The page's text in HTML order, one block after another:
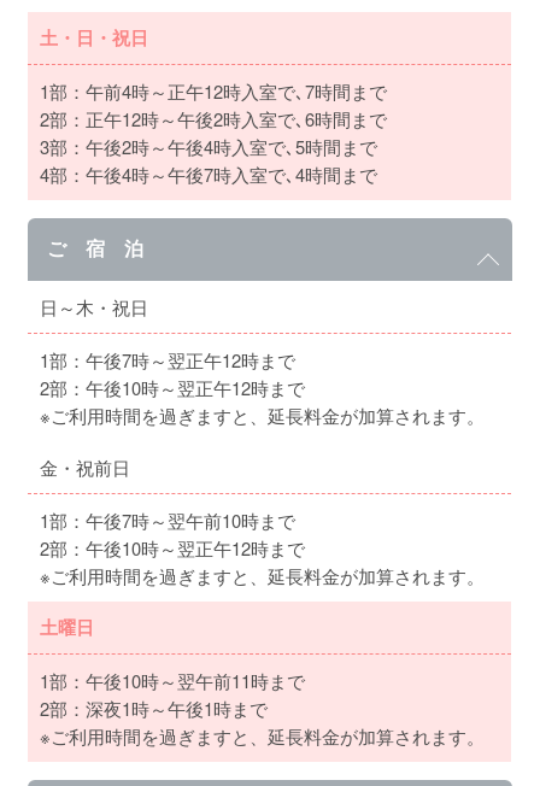
土・日・祝日
1部：午前4時～正午12時入室で､7時間まで
2部：正午12時～午後2時入室で､6時間まで
3部：午後2時～午後4時入室で､5時間まで
4部：午後4時～午後7時入室で､4時間まで
ご 宿 泊
日～木・祝日
1部：午後7時～翌正午12時まで
2部：午後10時～翌正午12時まで
※ご利用時間を過ぎますと、延長料金が加算されます。
金・祝前日
1部：午後7時～翌午前10時まで
2部：午後10時～翌正午12時まで
※ご利用時間を過ぎますと、延長料金が加算されます。
土曜日
1部：午後10時～翌午前11時まで
2部：深夜1時～午後1時まで
※ご利用時間を過ぎますと、延長料金が加算されます。